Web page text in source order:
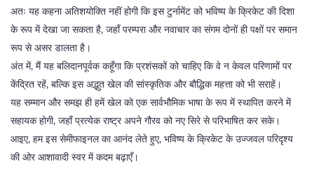
अतः यह कहना अतिशयोक्ति नहीं होगी कि इस टुर्नामेंट को भविष्य के क्रिकेट की दिशा
के रूप में देखा जा सकता है, जहाँ परम्परा और नवाचार का संगम दोनों ही पक्षों पर समान
रूप से असर डालता है।
अंत में, मैं यह बलिदानपूर्वक कहूँगा कि प्रशंसकों को चाहिए कि वे न केवल परिणामों पर
केंद्रित रहें, बल्कि इस अद्भुत खेल की सांस्कृतिक और बौद्धिक महत्ता को भी सराहें।
यह सम्मान और समझ ही हमें खेल को एक सार्वभौमिक भाषा के रूप में स्थापित करने में
सहायक होगी, जहाँ प्रत्येक राष्ट्र अपने गौरव को नए सिरे से परिभाषित कर सके।
आइए, हम इस सेमीफाइनल का आनंद लेते हुए, भविष्य के क्रिकेट के उज्जवल परिदृश्य
की ओर आशावादी स्वर में कदम बढ़ाएँ।